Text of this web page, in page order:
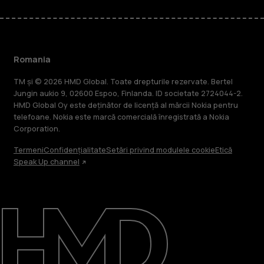
Despre
Repară, reutilizează, reciclează
Asistență
Romania
TM și © 2026 HMD Global. Toate drepturile rezervate. Bertel
Jungin aukio 9, 02600 Espoo, Finlanda. ID societate 2724044-2.
HMD Global Oy este deținător de licență al mărcii Nokia pentru
telefoane. Nokia este marcă comercială înregistrată a Nokia
Corporation.
TermeniConfidențialitateSetări privind modulele cookieEtică
Speak Up channel